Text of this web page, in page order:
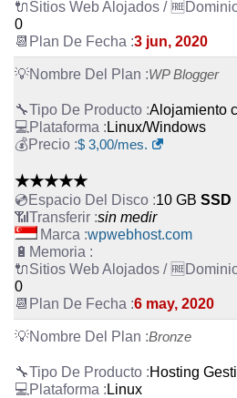
0
3 jun, 2020
WP Blogger
Alojamiento
Linux/Windows
$ 3,00/mes.
★★★★★
10 GB SSD
sin medir
wpwebhost.com
0
6 may, 2020
Bronze
Hosting
Linux